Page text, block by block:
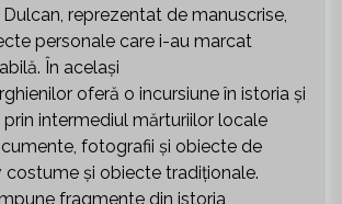
reprezentat de manuscrise,
personale care i-au marcat
În același
oferă o incursiune în istoria și
intermediul mărturiilor locale
fotografii și obiecte de
costume și obiecte tradiționale.
fragmente din istoria